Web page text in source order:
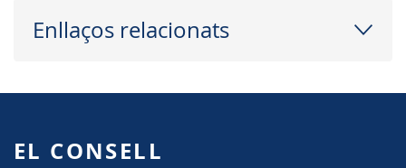
Enllaços relacionats
EL CONSELL